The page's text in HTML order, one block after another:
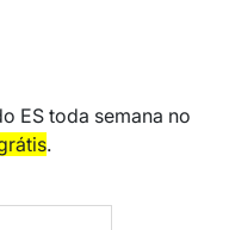
ES toda semana no
.